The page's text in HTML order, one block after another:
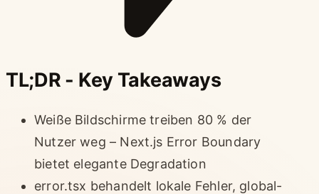
TL;DR - Key Takeaways
Weiße Bildschirme treiben 80 % der
Nutzer weg – Next.js Error Boundary
bietet elegante Degradation
error.tsx behandelt lokale Fehler, global-